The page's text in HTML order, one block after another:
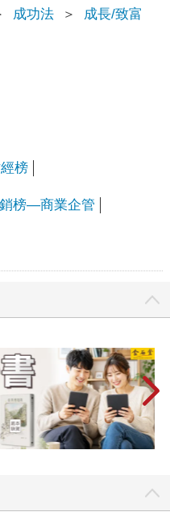
成功法 ＞ 成長/致富
榜
榜—商業企管